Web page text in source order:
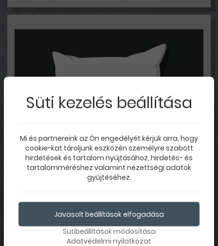
Párna 2 oldalas nyomtatással
Már 6000 FT-tól
Választ
Süti kezelés beállítása
Mi és partnereink az Ön engedélyét kérjük arra, hogy
cookie-kat tároljunk eszközén személyre szabott
hirdetések és tartalom nyújtásához, hirdetés- és
tartalomméréshez valamint nézettségi adatok
gyűjtéséhez.
Javasolt beállítások elfogadása
Sütibeállítások módosítása
Adatvédelmi nyilatkozat